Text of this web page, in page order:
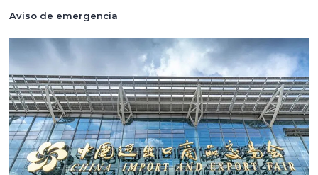
Aviso de emergencia